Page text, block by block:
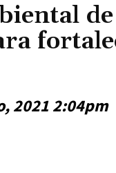
2021 2:04pm